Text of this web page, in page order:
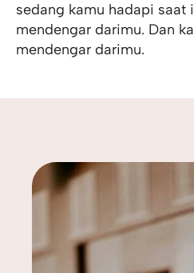
sedang kamu hadapi saat
mendengar darimu. Dan
mendengar darimu.